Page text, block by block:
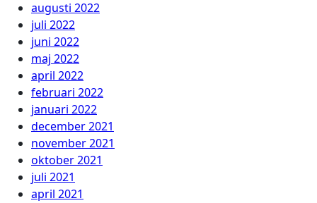
augusti 2022
juli 2022
juni 2022
maj 2022
april 2022
februari 2022
januari 2022
december 2021
november 2021
oktober 2021
juli 2021
april 2021